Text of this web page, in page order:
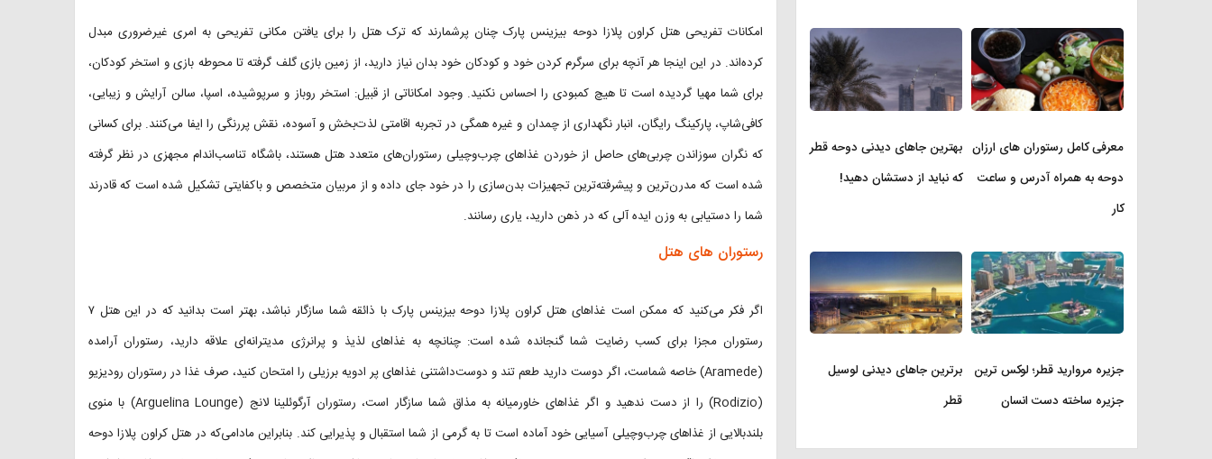
امکانات تفریحی هتل کراون پلازا دوحه بیزینس پارک چنان پرشمارند که ترک هتل را برای یافتن مکانی تفریحی به امری غیرضروری مبدل
کرده‌اند. در این اینجا هر آنچه برای سرگرم کردن خود و کودکان خود بدان نیاز دارید، از زمین بازی گلف گرفته تا محوطه بازی و استخر کودکان،
برای شما مهیا گردیده است تا هیچ کمبودی را احساس نکنید. وجود امکاناتی از قبیل: استخر روباز و سرپوشیده، اسپا، سالن آرایش و زیبایی،
کافی‌شاپ، پارکینگ رایگان، انبار نگهداری از چمدان و غیره همگی در تجربه اقامتی لذت‌بخش و آسوده، نقش پررنگی را ایفا می‌کنند. برای کسانی
که نگران سوزاندن چربی‌های حاصل از خوردن غذاهای چرب‌وچیلی رستوران‌های متعدد هتل هستند، باشگاه تناسب‌اندام مجهزی در نظر گرفته
شده است که مدرن‌ترین و پیشرفته‌ترین تجهیزات بدن‌سازی را در خود جای داده و از مربیان متخصص و باکفایتی تشکیل شده است که قادرند
شما را دستیابی به وزن ایده آلی که در ذهن دارید، یاری رسانند.
رستوران های هتل
اگر فکر می‌کنید که ممکن است غذاهای هتل کراون پلازا دوحه بیزینس پارک با ذائقه شما سازگار نباشد، بهتر است بدانید که در این هتل ۷
رستوران مجزا برای کسب رضایت شما گنجانده شده است: چنانچه به غذاهای لذیذ و پرانرژی مدیترانه‌ای علاقه دارید، رستوران آرامده
(Aramede) خاصه شماست، اگر دوست دارید طعم تند و دوست‌داشتنی غذاهای پر ادویه برزیلی را امتحان کنید، صرف غذا در رستوران رودیزیو
(Rodizio) را از دست ندهید و اگر غذاهای خاورمیانه به مذاق شما سازگار است، رستوران آرگوئلینا لانج (Arguelina Lounge) با منوی
بلندبالایی از غذاهای چرب‌وچیلی آسیایی خود آماده است تا به گرمی از شما استقبال و پذیرایی کند. بنابراین مادامی‌که در هتل کراون پلازا دوحه
معرفی کامل رستوران های ارزان
دوحه به همراه آدرس و ساعت
کار
بهترین جاهای دیدنی دوحه قطر
که نباید از دستشان دهید!
جزیره مروارید قطر؛ لوکس ترین
جزیره ساخته دست انسان
برترین جاهای دیدنی لوسیل
قطر